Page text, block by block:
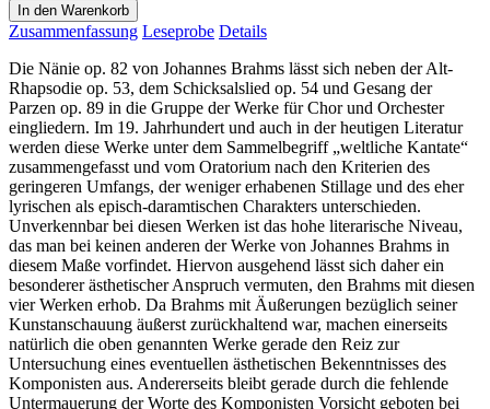
In den Warenkorb
Zusammenfassung Leseprobe Details
Die Nänie op. 82 von Johannes Brahms lässt sich neben der Alt-
Rhapsodie op. 53, dem Schicksalslied op. 54 und Gesang der
Parzen op. 89 in die Gruppe der Werke für Chor und Orchester
eingliedern. Im 19. Jahrhundert und auch in der heutigen Literatur
werden diese Werke unter dem Sammelbegriff „weltliche Kantate“
zusammengefasst und vom Oratorium nach den Kriterien des
geringeren Umfangs, der weniger erhabenen Stillage und des eher
lyrischen als episch-daramtischen Charakters unterschieden.
Unverkennbar bei diesen Werken ist das hohe literarische Niveau,
das man bei keinen anderen der Werke von Johannes Brahms in
diesem Maße vorfindet. Hiervon ausgehend lässt sich daher ein
besonderer ästhetischer Anspruch vermuten, den Brahms mit diesen
vier Werken erhob. Da Brahms mit Äußerungen bezüglich seiner
Kunstanschauung äußerst zurückhaltend war, machen einerseits
natürlich die oben genannten Werke gerade den Reiz zur
Untersuchung eines eventuellen ästhetischen Bekenntnisses des
Komponisten aus. Andererseits bleibt gerade durch die fehlende
Untermauerung der Worte des Komponisten Vorsicht geboten bei